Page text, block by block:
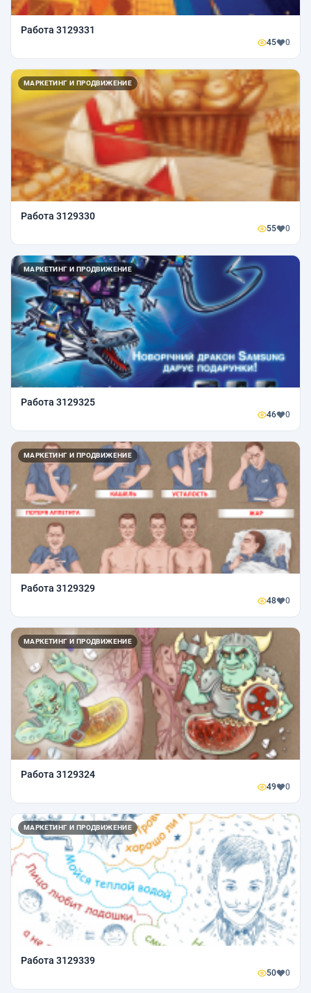
Работа 3129331
45 0
МАРКЕТИНГ И ПРОДВИЖЕНИЕ
Работа 3129330
55 0
МАРКЕТИНГ И ПРОДВИЖЕНИЕ
Работа 3129325
46 0
МАРКЕТИНГ И ПРОДВИЖЕНИЕ
Работа 3129329
48 0
МАРКЕТИНГ И ПРОДВИЖЕНИЕ
Работа 3129324
49 0
МАРКЕТИНГ И ПРОДВИЖЕНИЕ
Работа 3129339
50 0